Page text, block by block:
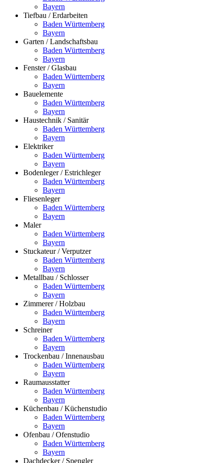
Bayern
Tiefbau / Erdarbeiten
Baden Württemberg
Bayern
Garten / Landschaftsbau
Baden Württemberg
Bayern
Fenster / Glasbau
Baden Württemberg
Bayern
Bauelemente
Baden Württemberg
Bayern
Haustechnik / Sanitär
Baden Württemberg
Bayern
Elektriker
Baden Württemberg
Bayern
Bodenleger / Estrichleger
Baden Württemberg
Bayern
Fliesenleger
Baden Württemberg
Bayern
Maler
Baden Württemberg
Bayern
Stuckateur / Verputzer
Baden Württemberg
Bayern
Metallbau / Schlosser
Baden Württemberg
Bayern
Zimmerer / Holzbau
Baden Württemberg
Bayern
Schreiner
Baden Württemberg
Bayern
Trockenbau / Innenausbau
Baden Württemberg
Bayern
Raumausstatter
Baden Württemberg
Bayern
Küchenbau / Küchenstudio
Baden Württemberg
Bayern
Ofenbau / Ofenstudio
Baden Württemberg
Bayern
Dachdecker / Spengler